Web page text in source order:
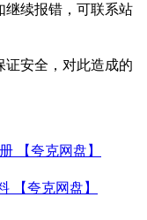
继续报错，可联系站
证安全，对此造成的
【夸克网盘】
【夸克网盘】